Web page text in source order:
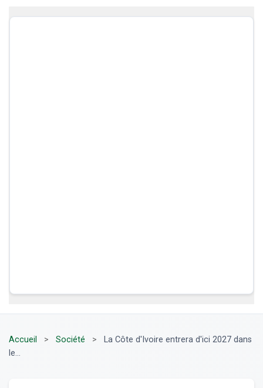
Accueil > Société >
La Côte d'Ivoire entrera d'ici 2027 dans
le...